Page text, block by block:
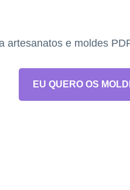
artesanatos e moldes
EU QUERO OS